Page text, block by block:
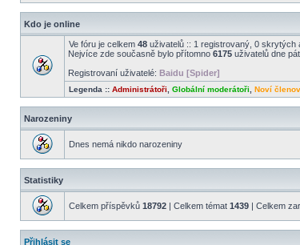
Kdo je online
Ve fóru je celkem 48 uživatelů :: 1 registrovaný, 0 skrytých
Nejvíce zde současně bylo přítomno 6175 uživatelů dne
Registrovaní uživatelé: Baidu [Spider]
Legenda :: Administrátoři Globální moderátoři Noví
Narozeniny
Dnes nemá nikdo narozeniny
Statistiky
Celkem příspěvků 18792 | Celkem témat 1439 | Celkem
Přihlásit se